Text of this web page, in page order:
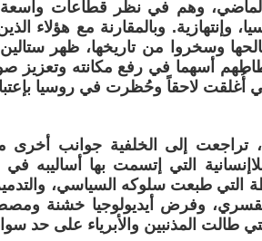
الماضي، وهم في نظر قطاعات
وإنتهازية. وبالمقارنة مع هؤلاء
وسخروا من تاريخها، ظهر
أسهما في رفع مكانته وتعزيز
لاحقاً وحُظرت في روسيا
إلى الخلفية جوانب أخرى
التي إتسمت بها أساليبه
التي طبعت سلوكه السياسي،
وفرض أيديولوجيا خشنة
طالت المذنبين والأبرياء على حد